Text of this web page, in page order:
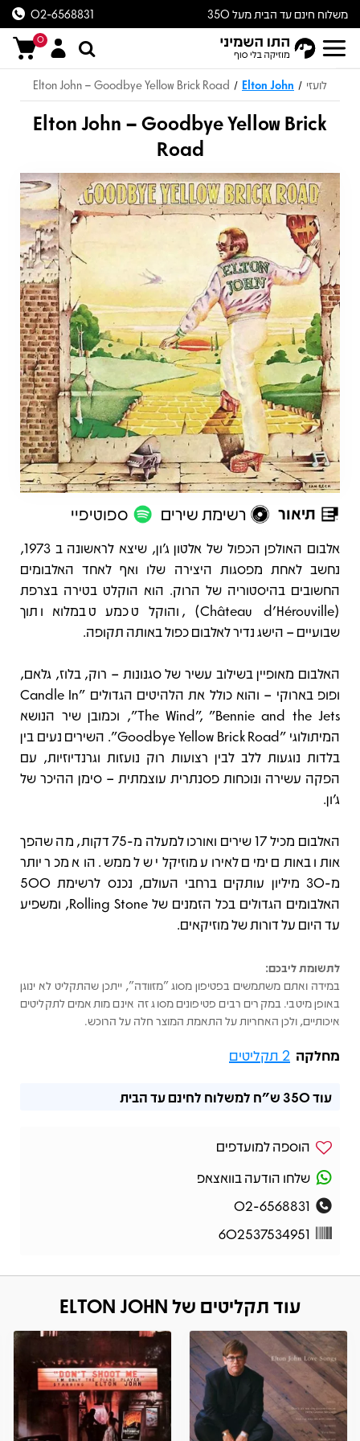
משלוח חינם עד הבית מעל 350
ש״ח
02-6568831
0
לועזי /
Elton John
/
Elton John – Goodbye Yellow Brick Road
Elton John – Goodbye Yellow Brick
Road
תיאור רשימת שירים ספוטיפיי
תיאור
אלבום האולפן הכפול של אלטון ג'ון, שיצא לראשונה ב 1973,
נחשב לאחת מפסגות היצירה שלו ואף לאחד האלבומים
החשובים בהיסטוריה של הרוק. הוא הוקלט בטירה בצרפת
(Château d'Hérouville), והוקלט כמעט במלואו תוך
שבועיים – הישג נדיר לאלבום כפול באותה תקופה.
האלבום מאופיין בשילוב עשיר של סגנונות – רוק, בלוז, גלאם,
ופופ בארוקי – והוא כולל את הלהיטים הגדולים "Candle In
The Wind", "Bennie and the Jets", וכמובן שיר הנושא
המיתולוגי "Goodbye Yellow Brick Road". השירים נעים בין
בלדות נוגעות ללב לבין רצועות רוק נועזות וגרנדיוזיות, עם
הפקה עשירה ונוכחות פסנתרית עוצמתית – סימן ההיכר של
ג'ון.
האלבום מכיל 17 שירים ואורכו למעלה מ-75 דקות, מה שהפך
אותו באותם ימים לאירוע מוזיקלי של ממש. הוא מכר יותר
מ-30 מיליון עותקים ברחבי העולם, נכנס לרשימת 500
האלבומים הגדולים בכל הזמנים של Rolling Stone, ומשפיע
עד היום על דורות של מוזיקאים.
לתשומת ליבכם:
במידה ואתם משתמשים בפטיפון מסוג "מזוודה", ייתכן שהתקליט לא ינוגן
באופן מיטבי. במקרים רבים פטיפונים מסוג זה אינם מותאמים לתקליטים
איכותיים, ולכן האחריות על התאמת המוצר חלה על הרוכש.
מחלקה 2 תקליטים
עוד350 ש"ח למשלוח לחינם עד הבית
הוספה למועדפים
שלחו הודעה בוואצאפ
02-6568831
602537534951
עוד תקליטים של ELTON JOHN